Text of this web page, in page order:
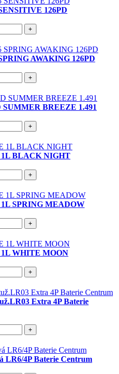
126PD
+
AWAKING 126PD
+
BREEZE 1.491
+
BLACK NIGHT
+
SPRING MEADOW
+
WHITE MOON
+
Extra 4P Baterie
+
LR6/4P Baterie Centrum